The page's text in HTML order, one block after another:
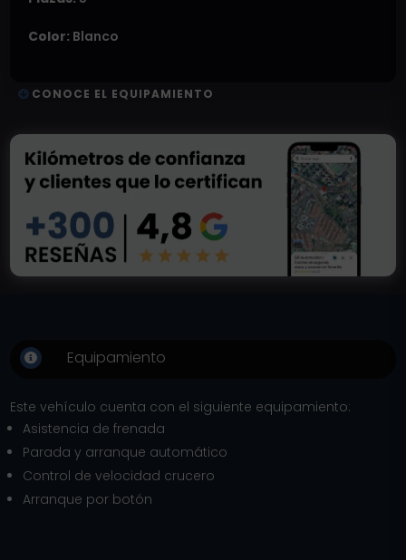
Color: Blanco
CONOCE EL EQUIPAMIENTO
 Equipamiento
Este vehículo cuenta con el siguiente equipamiento:
Asistencia de frenada
Parada y arranque automático
Control de velocidad crucero
Arranque por botón